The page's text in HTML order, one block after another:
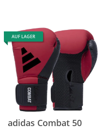
AUF LAGER
adidas Combat 50